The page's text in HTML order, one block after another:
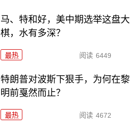
马、特和好，美中期选举这盘大
棋，水有多深？
最热 阅读 6449
特朗普对波斯下狠手，为何在黎
明前戛然而止？
最热 阅读 4672